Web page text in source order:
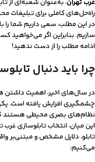
غرب تهران، به‌عنوان شعبه‌ای از
راه‌حل‌های کاملی برای تبلیغات
در این مطلب، سعی داریم شما
سازیم. بنابراین اگر می‌خواهید
ادامه مطلب را از دست ندهید!
چرا باید دنبال
در سال‌های اخیر، اهمیت
چشمگیری افزایش یافته است.
نظام‌های بصری محیطی هستند
این میان، انتخاب تابلوسازی
تابلو، دلایل مشخص و مبتنی‌بر
می‌کنیم: